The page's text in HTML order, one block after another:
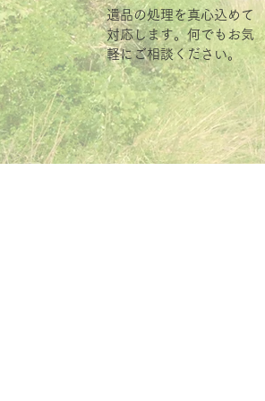
遺品の処理を真心込めて
対応します。何でもお気
軽にご相談ください。